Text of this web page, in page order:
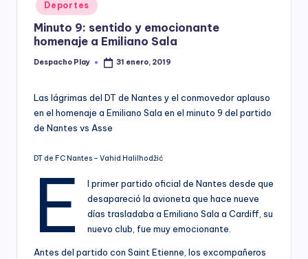
y
in
Deportes
Minuto 9: sentido y emocionante
homenaje a Emiliano Sala
Posted
Despacho Play 31 enero, 2019
Las lágrimas del DT de Nantes y el conmovedor aplauso
en el homenaje a Emiliano Sala en el minuto 9 del partido
de Nantes vs Asse
DT de FC Nantes – Vahid Halilhodžić
E
l primer partido oficial de Nantes desde que
desapareció la avioneta que hace nueve
días trasladaba a Emiliano Sala a Cardiff, su
nuevo club, fue muy emocionante.
Antes del partido con Saint Etienne, los excompañeros